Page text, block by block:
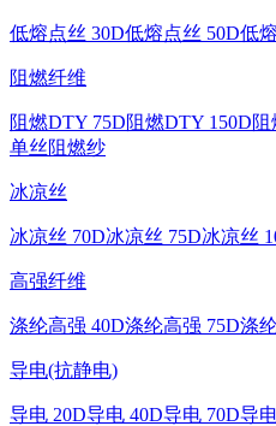
低熔点丝 30D低熔点丝 50D低
阻燃纤维
阻燃DTY 75D阻燃DTY 150D
单丝阻燃纱
冰凉丝
冰凉丝 70D冰凉丝 75D冰凉丝
高强纤维
涤纶高强 40D涤纶高强 75D涤
导电(抗静电)
导电 20D导电 40D导电 70D导